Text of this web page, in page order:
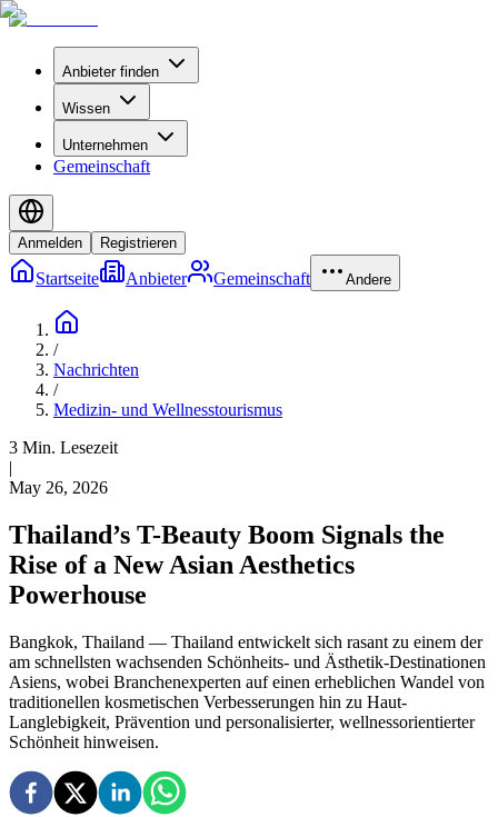
Anbieter finden
Wissen
Unternehmen
Gemeinschaft
Anmelden Registrieren
Startseite Anbieter Gemeinschaft Andere
/
Nachrichten
/
Medizin- und Wellnesstourismus
3 Min. Lesezeit
|
May 26, 2026
Thailand’s T-Beauty Boom Signals the
Rise of a New Asian Aesthetics
Powerhouse
Bangkok, Thailand — Thailand entwickelt sich rasant zu einem der
am schnellsten wachsenden Schönheits- und Ästhetik-Destinationen
Asiens, wobei Branchenexperten auf einen erheblichen Wandel von
traditionellen kosmetischen Verbesserungen hin zu Haut-
Langlebigkeit, Prävention und personalisierter, wellnessorientierter
Schönheit hinweisen.